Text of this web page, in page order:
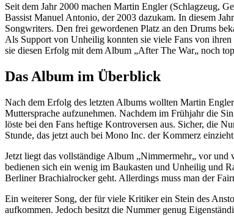
Seit dem Jahr 2000 machen Martin Engler (Schlagzeug,
Bassist Manuel Antonio, der 2003 dazukam. In diesem
Songwriters. Den frei gewordenen Platz an den Drums
Als Support von Unheilig konnten sie viele Fans von
sie diesen Erfolg mit dem Album „After The War„ noch
Das Album im Überblick
Nach dem Erfolg des letzten Albums wollten Martin
Muttersprache aufzunehmen. Nachdem im Frühjahr die
löste bei den Fans heftige Kontroversen aus. Sicher, die
Stunde, das jetzt auch bei Mono Inc. der Kommerz
Jetzt liegt das vollständige Album „Nimmermehr„ vor
bedienen sich ein wenig im Baukasten und Unheilig und
Berliner Brachialrocker geht. Allerdings muss man der
Ein weiterer Song, der für viele Kritiker ein Stein des
aufkommen. Jedoch besitzt die Nummer genug